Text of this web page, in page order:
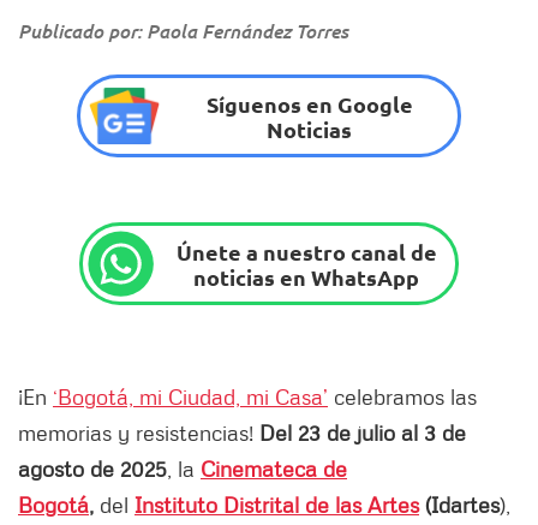
Publicado por: Paola Fernández Torres
Síguenos en Google
Noticias
Únete a nuestro canal de
noticias en WhatsApp
¡En ‘Bogotá, mi Ciudad, mi Casa’ celebramos las
memorias y resistencias! Del 23 de julio al 3 de
agosto de 2025 , la Cinemateca de
Bogotá, del Instituto Distrital de las Artes (Idartes),